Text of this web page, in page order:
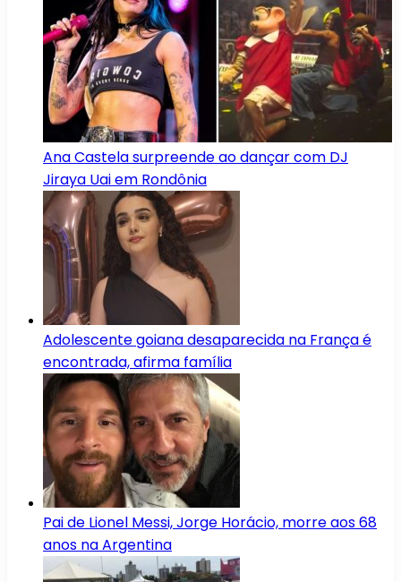
Ana Castela surpreende ao dançar com DJ
Jiraya Uai em Rondônia
Adolescente goiana desaparecida na França é
encontrada, afirma família
Pai de Lionel Messi, Jorge Horácio, morre aos 68
anos na Argentina